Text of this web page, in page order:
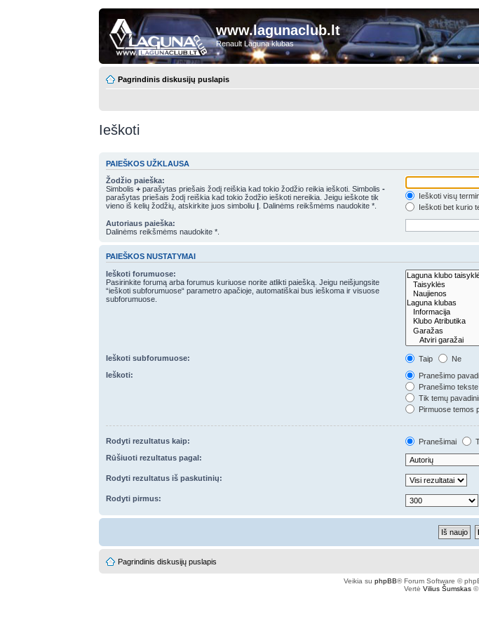
www.lagunaclub.lt
Renault Laguna klubas
Pagrindinis diskusijų puslapis
Ieškoti
PAIEŠKOS UŽKLAUSA
Žodžio paieška:
Simbolis+ parašytas priešais žodį reiškia kad tokio žodžio reikia ieškoti. Simbolis-
parašytas priešais žodį reiškia kad tokio žodžio ieškoti nereikia. Jeigu ieškote tik
vieno iš kelių žodžių, atskirkite juos simboliu| . Dalinėms reikšmėms naudokite *.
Ieškoti visų
Ieškoti bet kurio
Autoriaus paieška:
Dalinėms reikšmėms naudokite *.
PAIEŠKOS NUSTATYMAI
Ieškoti forumuose:
Pasirinkite forumą arba forumus kuriuose norite atlikti paiešką. Jeigu neišjungsite
“ieškoti subforumuose“ parametro apačioje, automatiškai bus ieškoma ir visuose
subforumuose.
Ieškoti subforumuose: Taip
Ne
Ieškoti:
Pranešimo
Pranešimo tekste
Tik temų
Pirmuose temos
Rodyti rezultatus kaip: Pranešimai
Rūšiuoti rezultatus pagal:
Rodyti rezultatus iš paskutinių:
Rodyti pirmus:
Pagrindinis diskusijų puslapis
Veikia su phpBB® Forum Software ©
Vertė Vilius Šumskas©